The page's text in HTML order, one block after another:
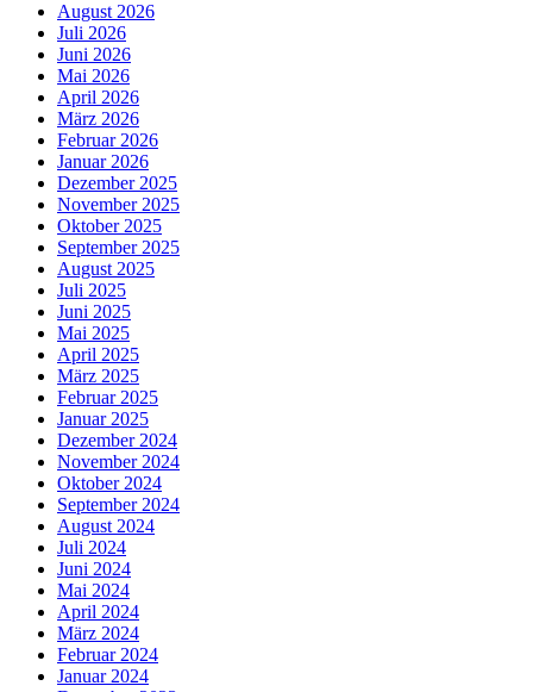
August 2026
Juli 2026
Juni 2026
Mai 2026
April 2026
März 2026
Februar 2026
Januar 2026
Dezember 2025
November 2025
Oktober 2025
September 2025
August 2025
Juli 2025
Juni 2025
Mai 2025
April 2025
März 2025
Februar 2025
Januar 2025
Dezember 2024
November 2024
Oktober 2024
September 2024
August 2024
Juli 2024
Juni 2024
Mai 2024
April 2024
März 2024
Februar 2024
Januar 2024